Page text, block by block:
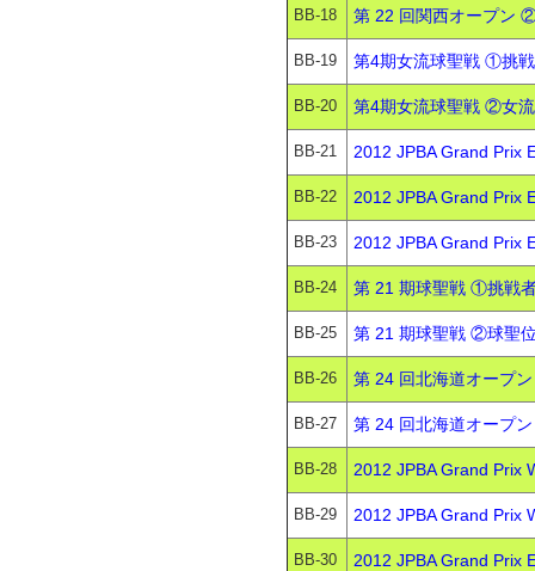
BB-18 第 22 回関西オープン
BB-19 第4期女流球聖戦 ①挑
BB-20 第4期女流球聖戦 ②女
BB-21 2012 JPBA Grand Prix
BB-22 2012 JPBA Grand Prix
BB-23 2012 JPBA Grand Prix
BB-24 第 21 期球聖戦 ①挑戦
BB-25 第 21 期球聖戦 ②球聖
BB-26 第 24 回北海道オープ
BB-27 第 24 回北海道オープ
BB-28 2012 JPBA Grand Prix
BB-29 2012 JPBA Grand Prix
BB-30 2012 JPBA Grand Prix